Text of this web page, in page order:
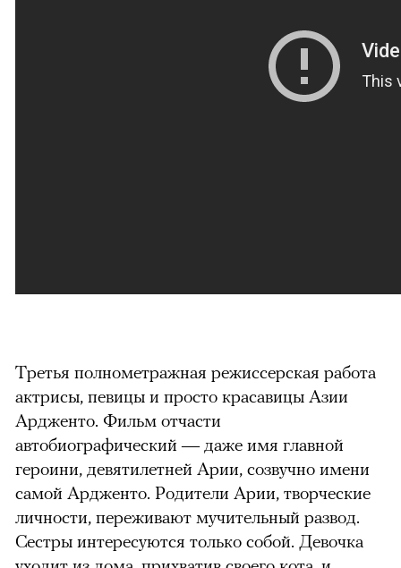
Третья полнометражная режиссерская работа
актрисы, певицы и просто красавицы Азии
Ардженто. Фильм отчасти
автобиографический — даже имя главной
героини, девятилетней Арии, созвучно имени
самой Ардженто. Родители Арии, творческие
личности, переживают мучительный развод.
Сестры интересуются только собой. Девочка